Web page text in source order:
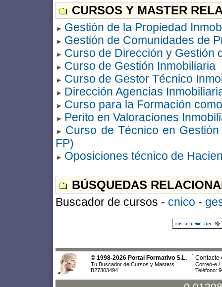
CURSOS Y MASTER
Gestión de la Propiedad
Gestión de Comunidades de
Curso de Dirección y Gestión
Curso de Gestión Inmobiliaria
Curso de Gestor Técnico
Dirección Agencias
Curso para la Formación
Perito en Valoraciones
Curso de Técnico en
FP)
Oposiciones técnico de
BÚSQUEDAS
Buscador de cursos - cnico -
© 1998-2026 Portal Formativo S.L.
Tu Buscador de Cursos y Masters
B27303494
Contacte
Correo-e /
Teléfono: